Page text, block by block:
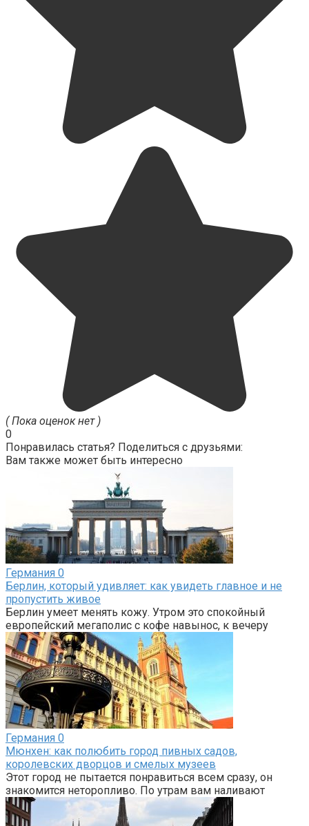
( Пока оценок нет )
0
Понравилась статья? Поделиться с друзьями:
Вам также может быть интересно
Германия 0
Берлин, который удивляет: как увидеть главное и не
пропустить живое
Берлин умеет менять кожу. Утром это спокойный
европейский мегаполис с кофе навынос, к вечеру
Германия 0
Мюнхен: как полюбить город пивных садов,
королевских дворцов и смелых музеев
Этот город не пытается понравиться всем сразу, он
знакомится неторопливо. По утрам вам наливают